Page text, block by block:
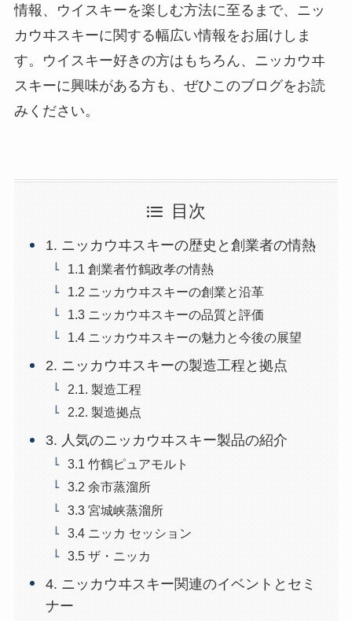
情報、ウイスキーを楽しむ方法に至るまで、ニッ
カウヰスキーに関する幅広い情報をお届けしま
す。ウイスキー好きの方はもちろん、ニッカウヰ
スキーに興味がある方も、ぜひこのブログをお読
みください。
目次
1. ニッカウヰスキーの歴史と創業者の情熱
1.1 創業者竹鶴政孝の情熱
1.2 ニッカウヰスキーの創業と沿革
1.3 ニッカウヰスキーの品質と評価
1.4 ニッカウヰスキーの魅力と今後の展望
2. ニッカウヰスキーの製造工程と拠点
2.1. 製造工程
2.2. 製造拠点
3. 人気のニッカウヰスキー製品の紹介
3.1 竹鶴ピュアモルト
3.2 余市蒸溜所
3.3 宮城峡蒸溜所
3.4 ニッカ セッション
3.5 ザ・ニッカ
4. ニッカウヰスキー関連のイベントとセミ
ナー